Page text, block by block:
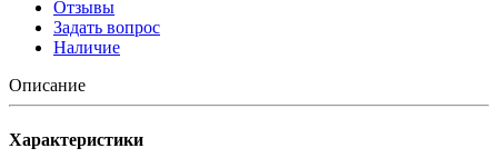
Отзывы
Задать вопрос
Наличие
Описание
Характеристики